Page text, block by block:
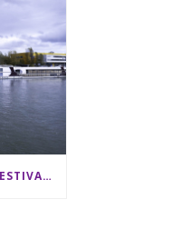
EXCELLENCE GOURMETFESTIVAL ´25: ZWEI STERNEKÖCHE ANTONIO GUIDA & DARIO MORESCO VERWÖHNEN IHRE GÄSTE AUF EINER LUXERIÖSEN SCHIFFSREISE